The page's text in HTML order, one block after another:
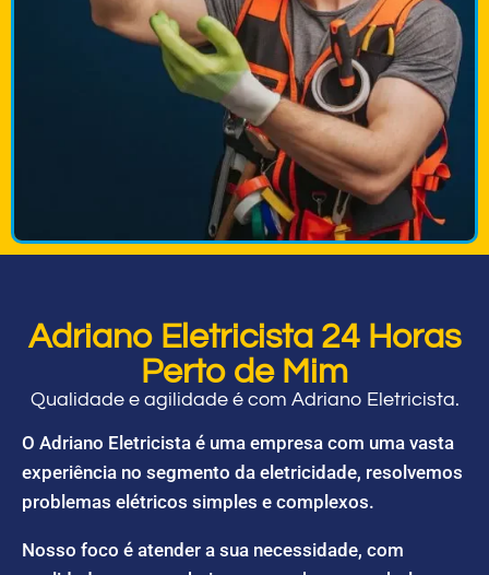
Adriano Eletricista 24 Horas
Perto de Mim
Qualidade e agilidade é com Adriano Eletricista.
O Adriano Eletricista é uma empresa com uma vasta
experiência no segmento da eletricidade, resolvemos
problemas elétricos simples e complexos.
Nosso foco é atender a sua necessidade, com